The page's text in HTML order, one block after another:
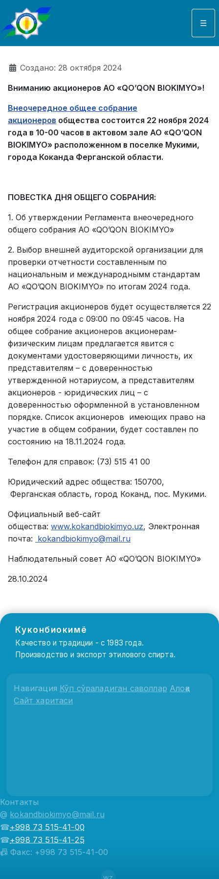
☰
Информация о материале
Создано: 28 октября 2024
Вниманию акционеров АО «QO’QON BIOKIMYO»!
Внеочередное общее собрание
акционеров общества состоится 22 ноября 2024
года в 10-00 часов в актовом зале АО «QO’QON
BIOKIMYO» расположенном в поселке Мукими,
города Коканда Ферганской области.
ПОВЕСТКА ДНЯ ОБЩЕГО СОБРАНИЯ:
1. Об утверждении Регламента внеочередного
общего собрания АО «QO’QON BIOKIMYO»
2. Выбор внешней аудиторской организации для
проверки отчетности составленным по
национальным и международнымм стандартам
АО «QO’QON BIOKIMYO» по итогам 2024 года.
Регистрация акционеров будет осуществляется 22
ноября 2024 года с 09:00 по 09:45 часов. На
общее собрание акционеров акционерам-
физическим лицам предлагается явится с
документами удостоверяющими личность, их
представителям – с доверенностью
утвержденной нотариусом, а представителям
акционеров - юридических лиц – с
доверенностью оформленной в установленном
порядке. Список акционеров имеющих право на
участие в общем собрании, будет составлен по
состоянию на 18.11.2024 года.
Телефон для справок: (73) 515 41 00
Юридический адрес общества: 150700,
Ферганская область, город Коканд, пос. Мукими.
Официальный веб-сайт
общества: www.kokandbiokimyo.uz, Электронная
почта: kokandbiokimyo@mail.ru
Наблюдательный совет АО «QO’QON BIOKIMYO»
28.10.2024
Куконбиокимё
Качество и традиции - с 1983 года.
Производство и экспорт этилового спирта.
Навигация Кўп сўраладиган саволлар Алоқа
Сайт харитаси
Контакты
@ kokandbiokimyo@mail.ru
☎+998 73 515-41-00
☎+998 73 515-41-25
📠 Факс: +998 73 515-41-00
wz